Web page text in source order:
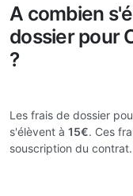
A combien
dossier pour
?
Les frais de dossier
s'élèvent à 15€. Ces
souscription du contrat.